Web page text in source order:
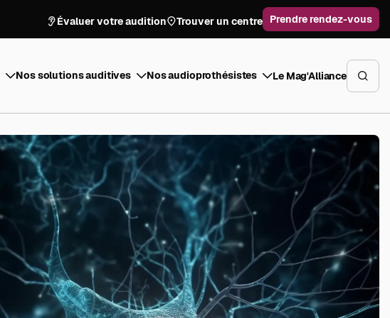
Évaluer votre audition Trouver un centre Prendre rendez-vous
Nos solutions auditives Nos audioprothésistes Le Mag'Alliance